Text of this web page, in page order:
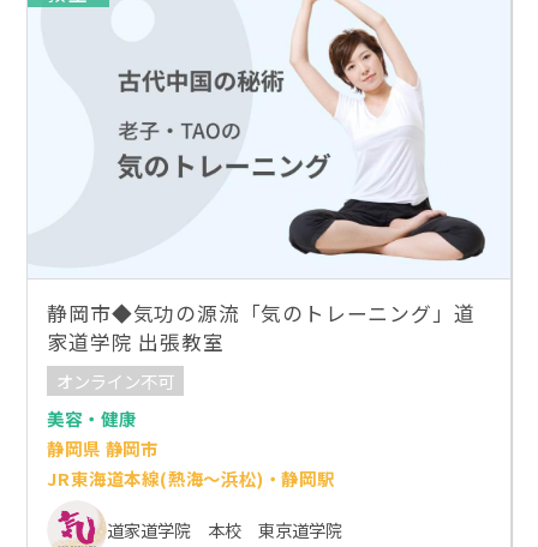
静岡市◆気功の源流「気のトレーニング」道
家道学院 出張教室
オンライン不可
美容・健康
静岡県 静岡市
JR東海道本線(熱海～浜松)・静岡駅
道家道学院 本校 東京道学院